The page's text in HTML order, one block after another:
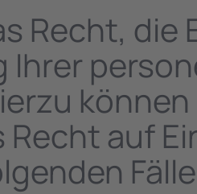
Recht, die
Ihrer
Recht auf